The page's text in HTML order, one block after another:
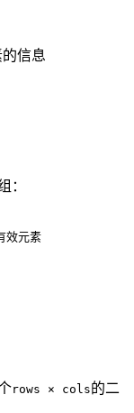
信息
：
元素
rows × cols的二